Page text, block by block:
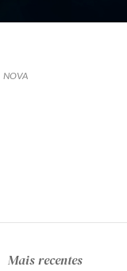
NOVA
Mais recentes